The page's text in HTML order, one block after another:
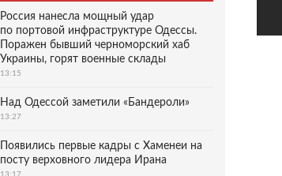
Россия нанесла мощный удар
по портовой инфраструктуре Одессы.
Поражен бывший черноморский хаб
Украины, горят военные склады
13:15
Над Одессой заметили «Бандероли»
13:27
Появились первые кадры с Хаменеи на
посту верховного лидера Ирана
13:17